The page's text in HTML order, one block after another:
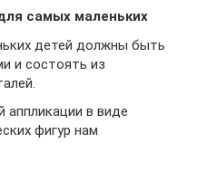
самых маленьких
детей должны быть
и состоять из
аппликации в виде
фигур нам